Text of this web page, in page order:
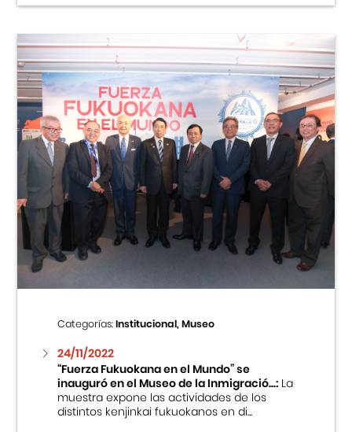
Categorías:Institucional, Museo
24/11/2022
“Fuerza Fukuokana en el Mundo” se
inauguró en el Museo de la Inmigració...:La
muestra expone las actividades de los
distintos kenjinkai fukuokanos en di...